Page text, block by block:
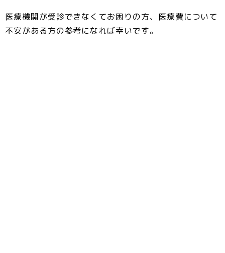
医療機関が受診できなくてお困りの方、医療費について
不安がある方の参考になれば幸いです。